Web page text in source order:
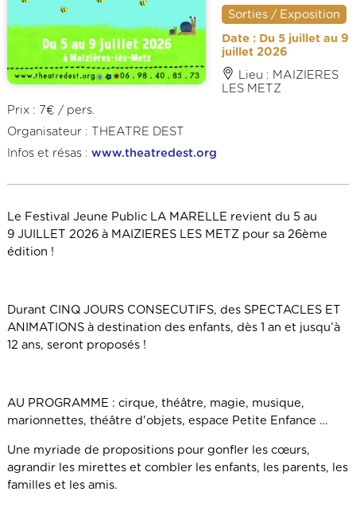
Sorties / Exposition
Date : Du 5 juillet au 9
juillet 2026
Lieu : MAIZIERES
LES METZ
Prix : 7€ / pers.
Organisateur : THEATRE DEST
Infos et résas : www.theatredest.org
Le Festival Jeune Public LA MARELLE revient du 5 au
9 JUILLET 2026 à MAIZIERES LES METZ pour sa 26ème
édition !
Durant CINQ JOURS CONSECUTIFS, des SPECTACLES ET
ANIMATIONS à destination des enfants, dès 1 an et jusqu’à
12 ans, seront proposés !
AU PROGRAMME : cirque, théâtre, magie, musique,
marionnettes, théâtre d'objets, espace Petite Enfance …
Une myriade de propositions pour gonfler les cœurs,
agrandir les mirettes et combler les enfants, les parents, les
familles et les amis.